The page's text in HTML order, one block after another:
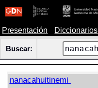
Presentación Diccionarios
Buscar:
nanacahuitinemi